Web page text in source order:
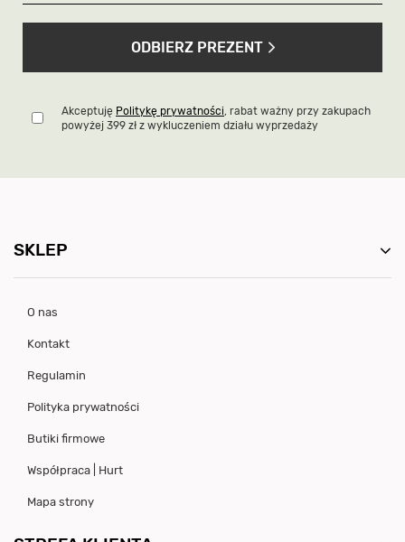
ODBIERZ PREZENT
Akceptuję Politykę prywatności, rabat ważny przy zakupach
powyżej 399 zł z wykluczeniem działu wyprzedaży
SKLEP
O nas
Kontakt
Regulamin
Polityka prywatności
Butiki firmowe
Współpraca | Hurt
Mapa strony